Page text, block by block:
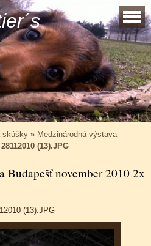
skúšky » Medzinárodná výstava
28112010 (13).JPG
Budapešť november 2010 2x
(13).JPG